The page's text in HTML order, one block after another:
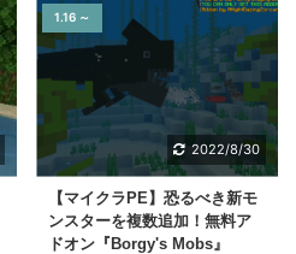
1.16 ～
2022/8/30
【マイクラPE】恐るべき新モ
ンスターを複数追加！無料ア
ドオン『Borgy's Mobs』